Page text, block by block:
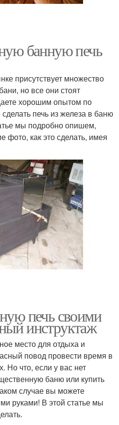
банную печь
присутствует множество
но все они стоят
хорошим опытом по
печь из железа в баню
мы подробно опишем,
фото, как это сделать, имея
печь своими
инструктаж
место для отдыха и
повод провести время в
Но что, если у вас нет
баню или купить
случае вы можете
руками! В этой статье мы